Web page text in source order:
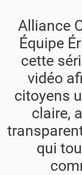
Alliance
Équipe
cette
vidéo
citoyens
claire,
qui